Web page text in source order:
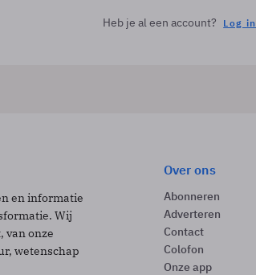
Heb je al een account? Log in
en informatie
Wij
van onze
wetenschap
Over ons
Abonneren
Adverteren
Contact
Colofon
Onze app